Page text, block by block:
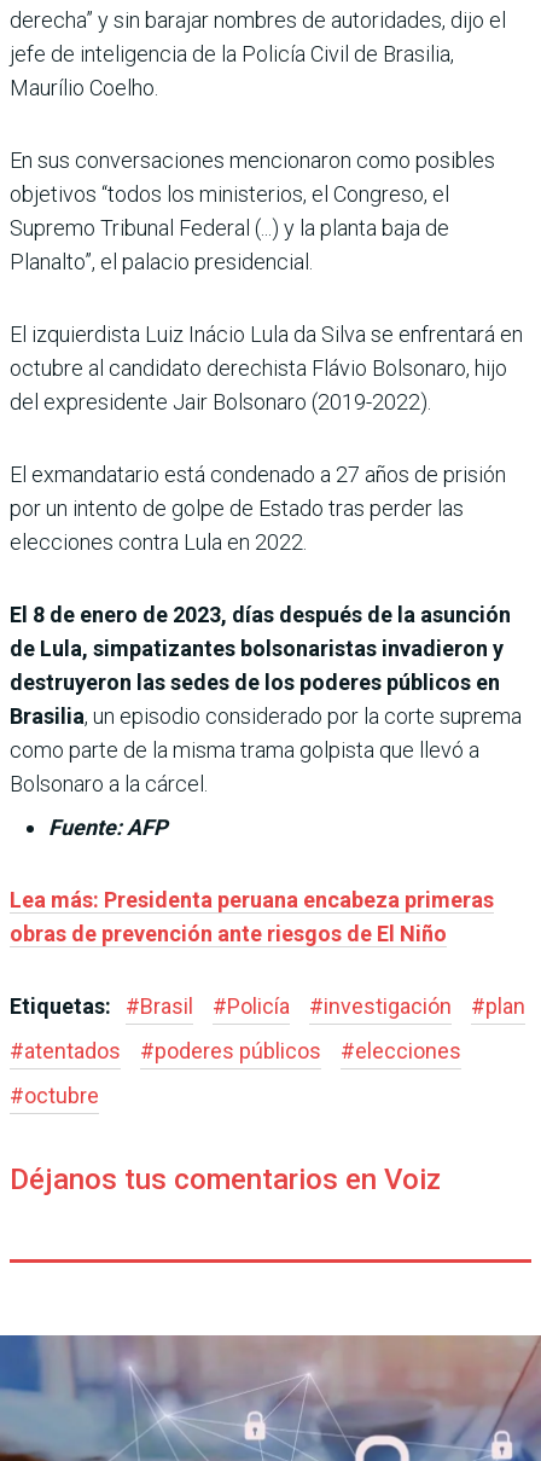
derecha” y sin barajar nombres de autoridades, dijo el
jefe de inteligencia de la Policía Civil de Brasilia,
Maurílio Coelho.
En sus conversaciones mencionaron como posibles
objetivos “todos los ministerios, el Congreso, el
Supremo Tribunal Federal (...) y la planta baja de
Planalto”, el palacio presidencial.
El izquierdista Luiz Inácio Lula da Silva se enfrentará en
octubre al candidato derechista Flávio Bolsonaro, hijo
del expresidente Jair Bolsonaro (2019-2022).
El exmandatario está condenado a 27 años de prisión
por un intento de golpe de Estado tras perder las
elecciones contra Lula en 2022.
El 8 de enero de 2023, días después de la asunción
de Lula, simpatizantes bolsonaristas invadieron y
destruyeron las sedes de los poderes públicos en
Brasilia, un episodio considerado por la corte suprema
como parte de la misma trama golpista que llevó a
Bolsonaro a la cárcel.
Fuente: AFP
Lea más: Presidenta peruana encabeza primeras
obras de prevención ante riesgos de El Niño
Etiquetas: #Brasil #Policía #investigación #plan
#atentados #poderes públicos #elecciones
#octubre
Déjanos tus comentarios en Voiz